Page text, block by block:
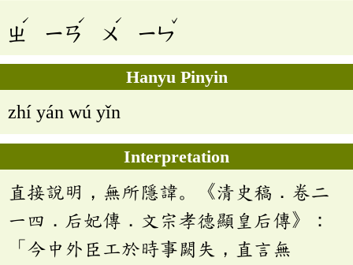
ㄓ
ˊ
ㄧㄢ
ˊ
ㄨ
ˊ
ㄧㄣ
ˇ
Hanyu Pinyin
zhí yán wú yǐn
Interpretation
直接說明，無所隱諱。《清史稿．卷二
一四．后妃傳．文宗孝德顯皇后傳》：
「今中外臣工於時事闕失，直言無